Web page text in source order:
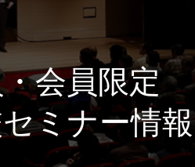
・会員 限定
セミナー情報